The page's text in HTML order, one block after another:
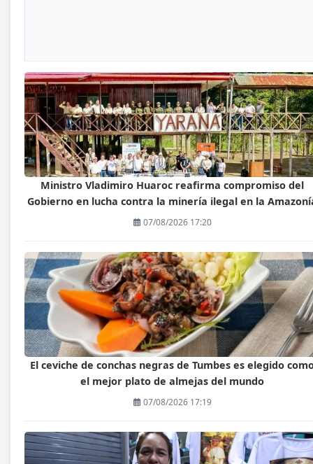
Ministro Vladimiro Huaroc reafirma compromiso del
Gobierno en lucha contra la minería ilegal en la
07/08/2026 17:20
El ceviche de conchas negras de Tumbes es elegido
el mejor plato de almejas del mundo
07/08/2026 17:19